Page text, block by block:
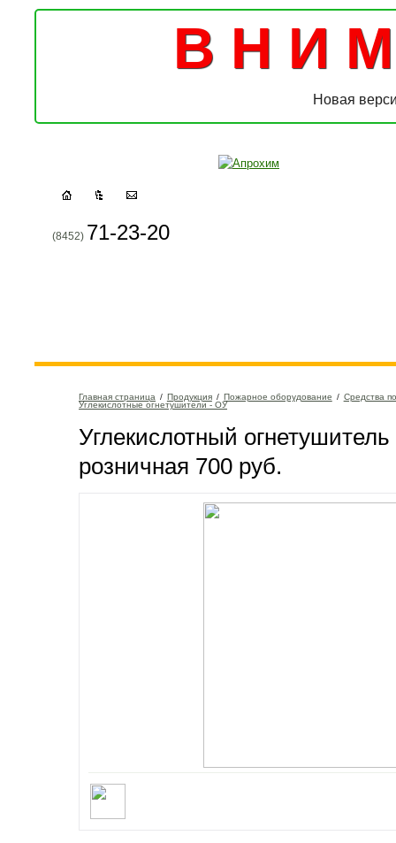
В Н И
Новая
(8452) 71-23-20
Главная страница / Продукция / Пожарное оборудование / Средства
Углекислотные огнетушители - ОУ
Углекислотный
розничная 700 руб.